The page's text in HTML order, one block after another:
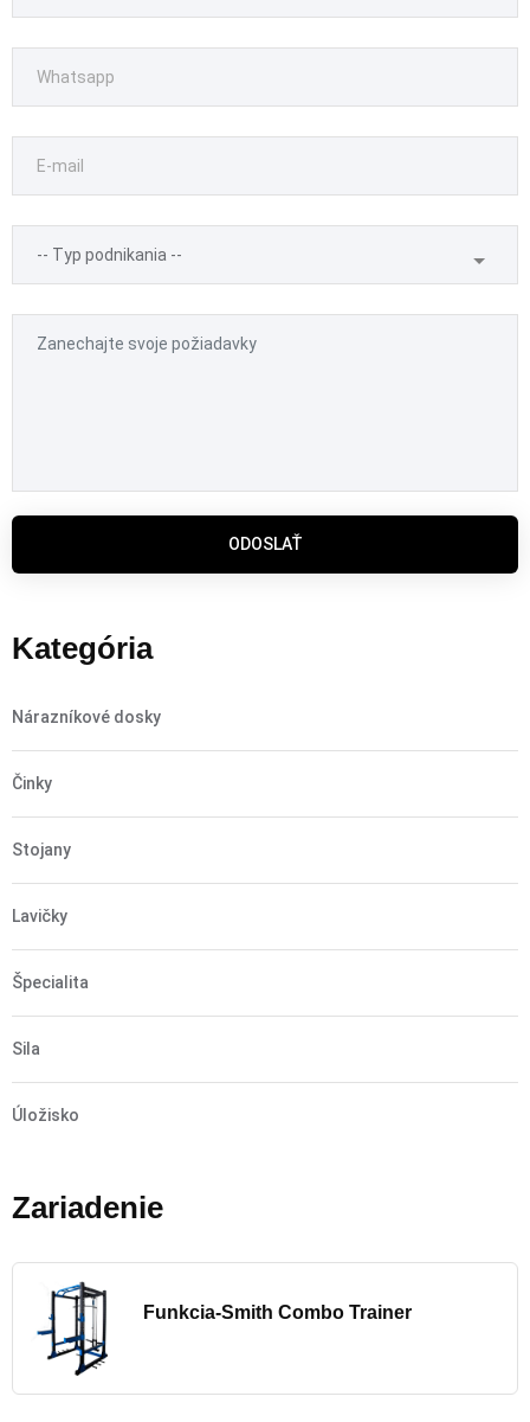
ODOSLAŤ
Kategória
Nárazníkové dosky
Činky
Stojany
Lavičky
Špecialita
Sila
Úložisko
Zariadenie
Funkcia-Smith Combo Trainer